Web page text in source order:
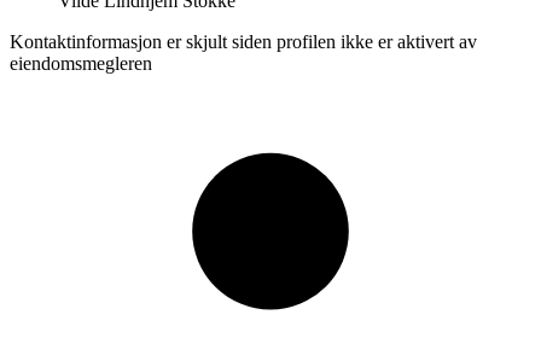
Kontaktinformasjon er skjult siden profilen ikke er aktivert av
eiendomsmegleren